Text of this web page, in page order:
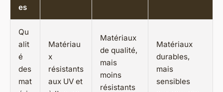
es
Qu
alit
é
des
mat
Matériau
x
résistants
aux UV et
Matériaux
de qualité,
mais
moins
résistants
Matériaux
durables,
mais
sensibles